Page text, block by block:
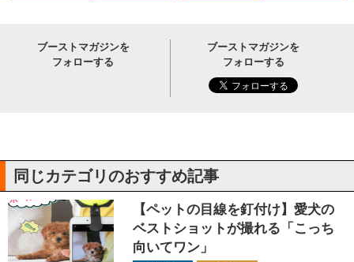
ブーストマガジンを
フォローする
ブーストマガジンを
フォローする
同じカテゴリのおすすめ記事
【ペットの目線を釘付け】愛犬の
ベストショットが撮れる「こっち
向いてワン」